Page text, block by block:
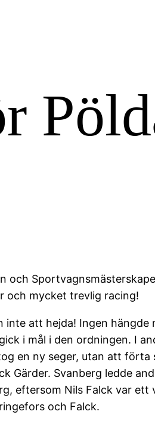
och mycket trevlig racing!
att hejda! Ingen
i mål i den ordningen. I
en ny seger, utan att
Gärder. Svanberg ledde
eftersom Nils Falck var
och Falck.